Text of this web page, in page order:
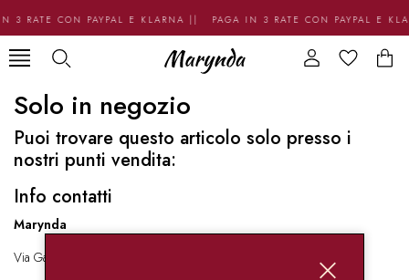
3 RATE CON PAYPAL E KLARNA || PAGA IN 3 RATE CON PAYPAL E
Solo in negozio
Puoi trovare questo articolo solo presso i
nostri punti vendita:
Info contatti
Marynda
Via Garibaldi 136 67051 Avezzano